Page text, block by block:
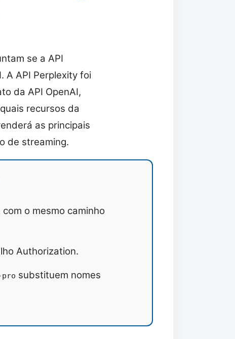
se a API
A API Perplexity foi
da API OpenAI,
recursos da
as principais
de streaming.
com o mesmo caminho
Authorization.
pro substituem nomes